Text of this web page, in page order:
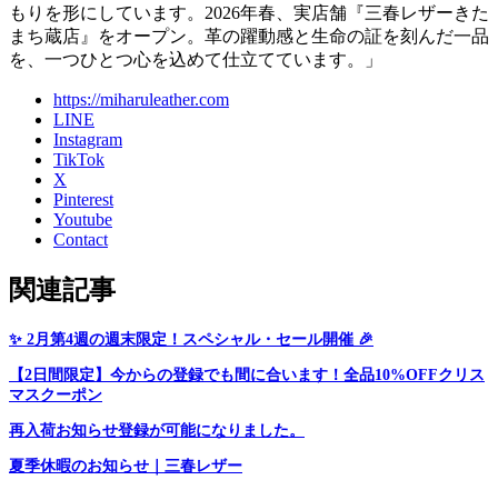
もりを形にしています。2026年春、実店舗『三春レザーきた
まち蔵店』をオープン。革の躍動感と生命の証を刻んだ一品
を、一つひとつ心を込めて仕立てています。」
https://miharuleather.com
LINE
Instagram
TikTok
X
Pinterest
Youtube
Contact
関連記事
✨ 2月第4週の週末限定！スペシャル・セール開催 🎉
【2日間限定】今からの登録でも間に合います！全品10%OFFクリス
マスクーポン
再入荷お知らせ登録が可能になりました。
夏季休暇のお知らせ｜三春レザー